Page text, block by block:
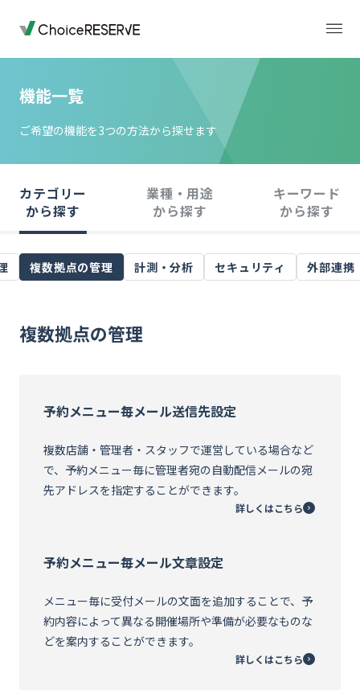
機能一覧
ご希望の機能を3つの方法から探せます
カテゴリー
から探す
業種・用途
から探す
キーワード
から探す
予約サイトの準備予約メニュー設定 メール通知
複数拠点の管理 計測・分析 セキュリティ 外部連携
複数拠点の管理
予約メニュー毎メール送信先設定
複数店舗・管理者・スタッフで運営している場合など
で、予約メニュー毎に管理者宛の自動配信メールの宛
先アドレスを指定することができます。
詳しくはこちら
予約メニュー毎メール文章設定
メニュー毎に受付メールの文面を追加することで、予
約内容によって異なる開催場所や準備が必要なものな
どを案内することができます。
詳しくはこちら